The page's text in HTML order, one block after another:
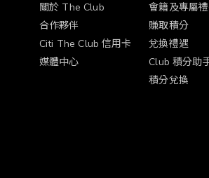
關於 The Club
合作夥伴
Citi The Club 信用卡
媒體中心
會籍及專屬
賺取積分
兌換禮遇
Club 積分助
積分兌換